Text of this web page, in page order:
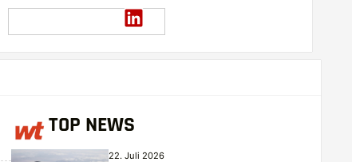
TOP NEWS
22. Juli 2026